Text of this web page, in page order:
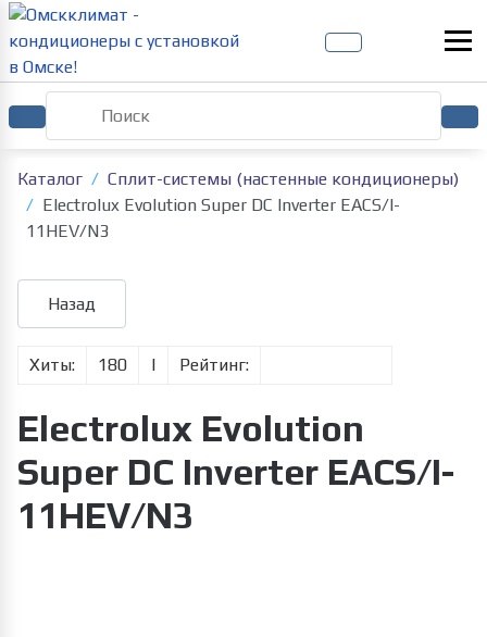
Каталог
Сплит-системы (настенные кондиционеры)
Electrolux Evolution Super DC Inverter EACS/I-
11HEV/N3
Хиты: 180 | Рейтинг:
Electrolux Evolution
Super DC Inverter EACS/I-
11HEV/N3